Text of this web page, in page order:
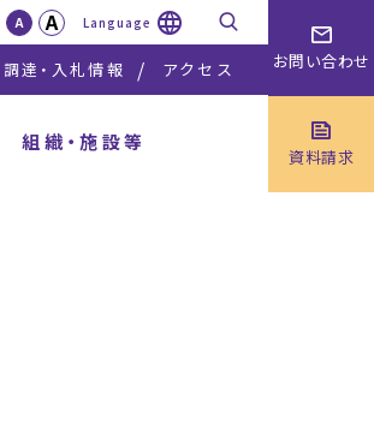
お問い合わせ
資料請求
組織・施設等
調達・入札情報 アクセス
A A Language